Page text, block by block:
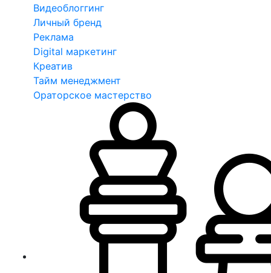
Видеоблоггинг
Личный бренд
Реклама
Digital маркетинг
Креатив
Тайм менеджмент
Ораторское мастерство